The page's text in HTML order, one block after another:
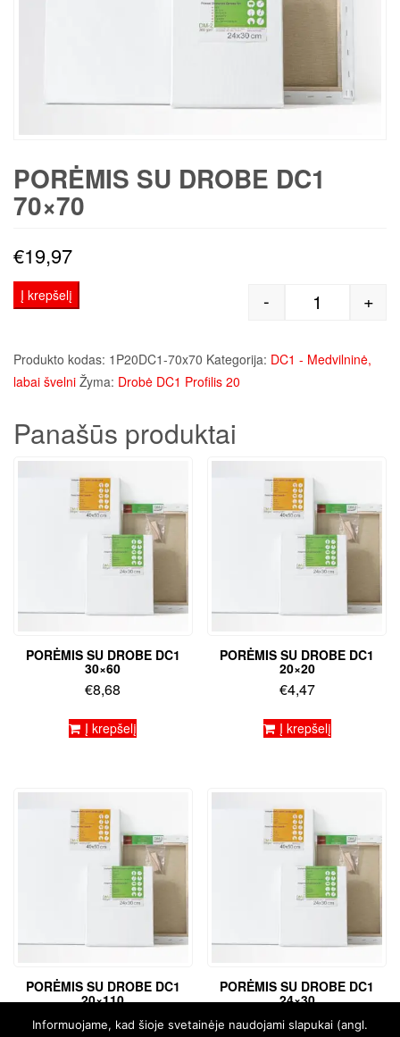
PORĖMIS SU DROBE DC1
70×70
€19,97
produkto
- +
Į krepšelį
Produkto kodas: 1P20DC1-70x70 Kategorija: DC1 - Medvilninė,
labai švelni Žyma: Drobė DC1 Profilis 20
Panašūs produktai
PORĖMIS SU DROBE DC1
30×60
€8,68
Į krepšelį
PORĖMIS SU DROBE DC1
20×20
€4,47
Į krepšelį
PORĖMIS SU DROBE DC1
20×110
€15,37
PORĖMIS SU DROBE DC1
24×30
€ 5,47
Informuojame, kad šioje svetainėje naudojami slapukai (angl.